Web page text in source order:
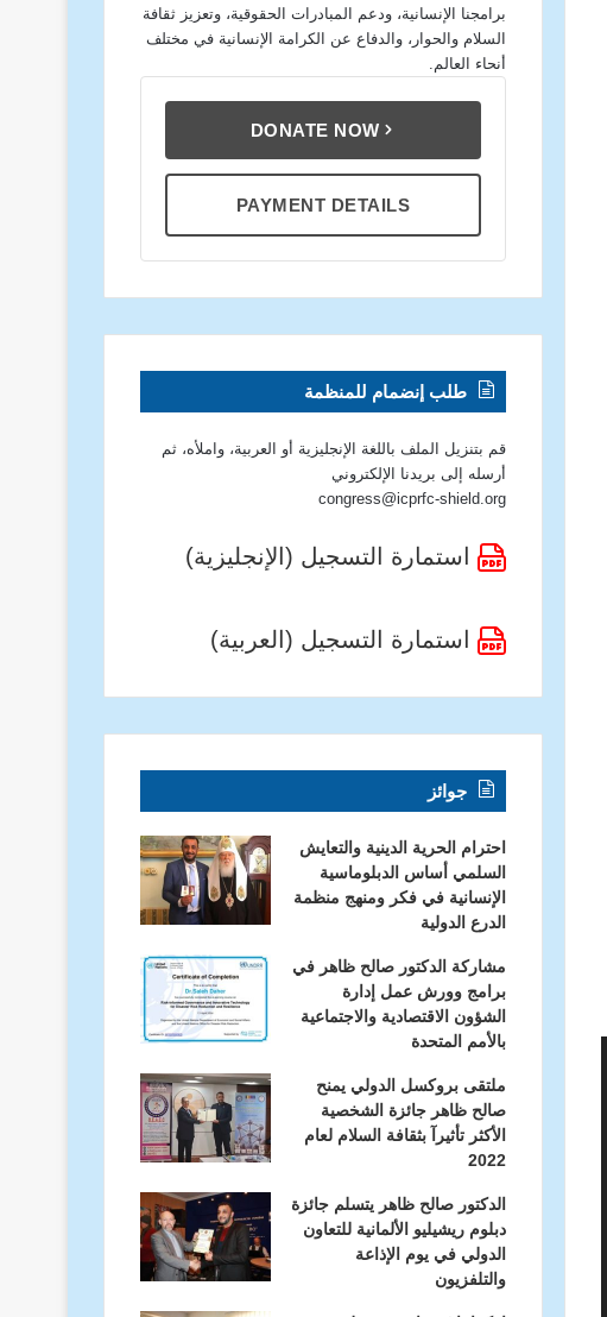
برامجنا الإنسانية، ودعم المبادرات الحقوقية، وتعزيز ثقافة
السلام والحوار، والدفاع عن الكرامة الإنسانية في مختلف
أنحاء العالم.
DONATE NOW
PAYMENT DETAILS
طلب إنضمام للمنظمة
قم بتنزيل الملف باللغة الإنجليزية أو العربية، واملأه، ثم
أرسله إلى بريدنا الإلكتروني
congress@icprfc-shield.org
استمارة التسجيل (الإنجليزية)
استمارة التسجيل (العربية)
جوائز
احترام الحرية الدينية والتعايش
السلمي أساس الدبلوماسية
الإنسانية في فكر ومنهج منظمة
الدرع الدولية
مشاركة الدكتور صالح ظاهر في
برامج وورش عمل إدارة
الشؤون الاقتصادية والاجتماعية
بالأمم المتحدة
ملتقى بروكسل الدولي يمنح
صالح ظاهر جائزة الشخصية
الأكثر تأثيرآ بثقافة السلام لعام
2022
الدكتور صالح ظاهر يتسلم جائزة
دبلوم ريشيليو الألمانية للتعاون
الدولي في يوم الإذاعة
والتلفزيون